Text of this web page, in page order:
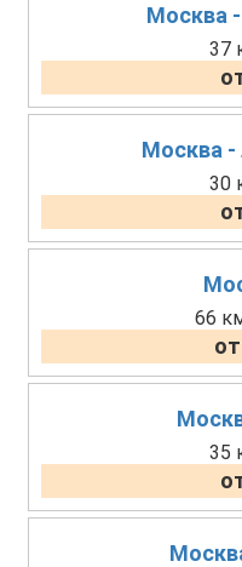
Москва
37
Москва
30
66
35